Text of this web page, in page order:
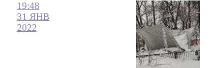
19:48
31 ЯНВ
2022